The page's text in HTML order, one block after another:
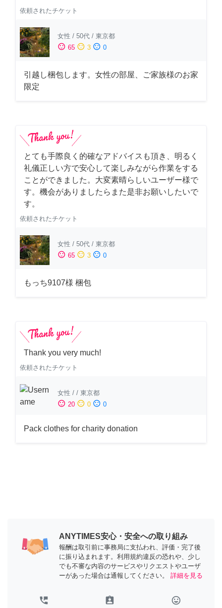
依頼されたチケット
女性 / 50代 / 東京都
sentiment_satisfied 65 sentiment_neutral 3 sentiment_dissatisfied 0
引越し梱包します。女性の部屋、ご家族様のお家
限定
とても手際良く的確なアドバイスも頂き、明るく
礼儀正しい方で安心して楽しみながら作業をする
ことができました。大変素晴らしいユーザー様で
す。機会がありましたらまた是非お願いしたいで
す。
依頼されたチケット
女性 / 50代 / 東京都
sentiment_satisfied 65 sentiment_neutral 3 sentiment_dissatisfied 0
もっち9107様 梱包
Thank you very much!
依頼されたチケット
女性 / / 東京都
sentiment_satisfied 20 sentiment_neutral 0 sentiment_dissatisfied 0
Pack clothes for charity donation
ANYTIMES安心・安全への取り組み
報酬は取引前に事務局に支払われ、評価・完了後
に振り込まれます。利用規約違反の恐れや、少し
でも不審な内容のサービスやリクエストやユーザ
ーがあった場合は通報してください。
詳細を見る
perm_phone_msg assignment_ind tag_faces